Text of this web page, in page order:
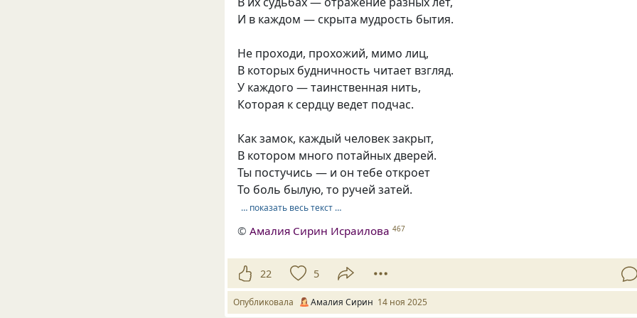
И в каждом — скрыта мудрость бытия.
Не проходи, прохожий, мимо лиц,
В которых будничность читает взгляд.
У каждого — таинственная нить,
Которая к сердцу ведет подчас.
Как замок, каждый человек закрыт,
В котором много потайных дверей.
Ты постучись — и он тебе откроет
То боль былую, то ручей затей.
… показать весь текст …
©Амалия Сирин Исраилова 467
22 5
Опубликовала Амалия Сирин 14 ноя 2025